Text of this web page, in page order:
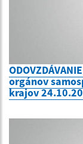
orgánov
krajov